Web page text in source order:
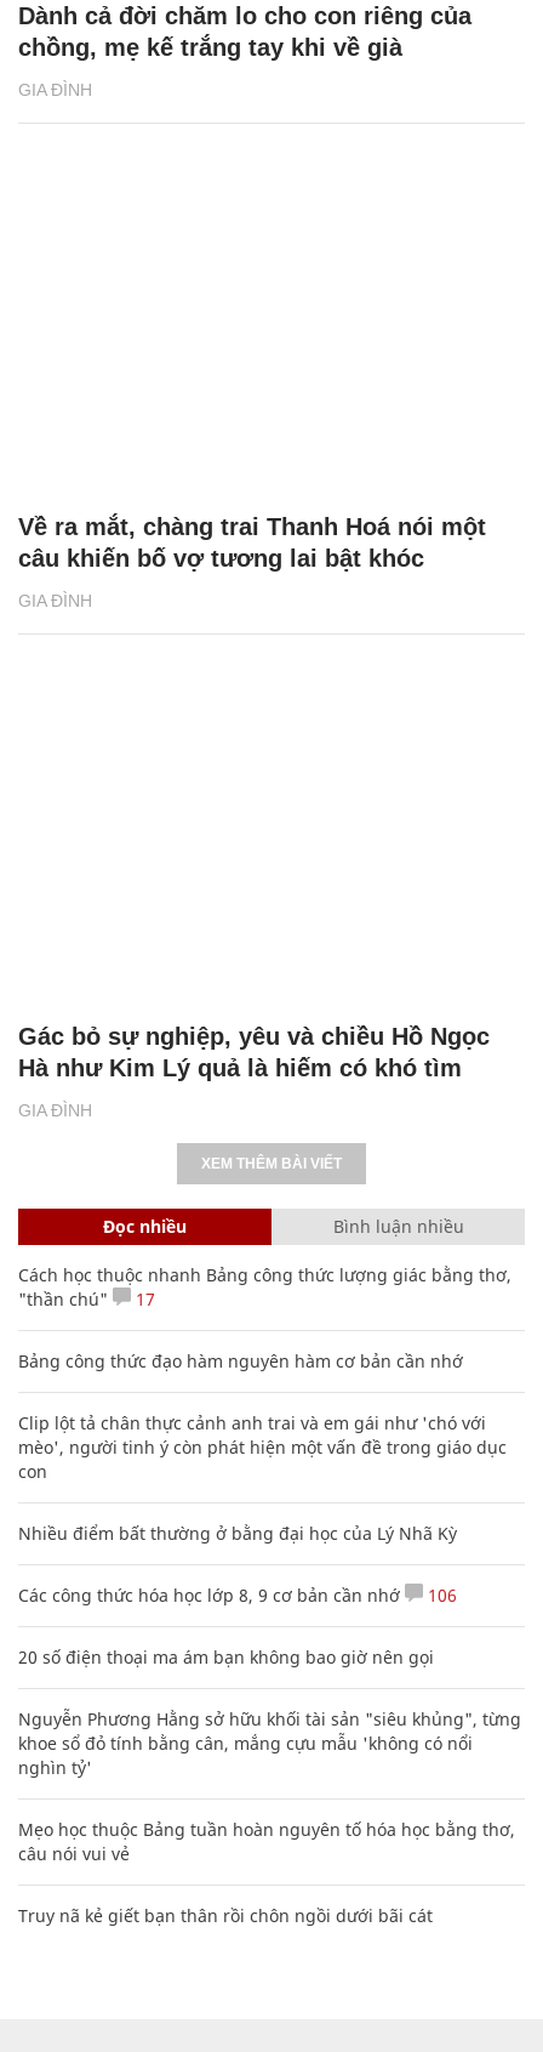
GIA ĐÌNH
Dành cả đời chăm lo cho con riêng của
chồng, mẹ kế trắng tay khi về già
GIA ĐÌNH
Về ra mắt, chàng trai Thanh Hoá nói một
câu khiến bố vợ tương lai bật khóc
GIA ĐÌNH
Gác bỏ sự nghiệp, yêu và chiều Hồ Ngọc
Hà như Kim Lý quả là hiếm có khó tìm
XEM THÊM BÀI VIẾT
Đọc nhiều Bình luận nhiều
Cách học thuộc nhanh Bảng công thức lượng giác bằng thơ,
"thần chú"
17
Bảng công thức đạo hàm nguyên hàm cơ bản cần nhớ
Clip lột tả chân thực cảnh anh trai và em gái như 'chó với
mèo', người tinh ý còn phát hiện một vấn đề trong giáo dục
con
Nhiều điểm bất thường ở bằng đại học của Lý Nhã Kỳ
Các công thức hóa học lớp 8, 9 cơ bản cần nhớ 106
20 số điện thoại ma ám bạn không bao giờ nên gọi
Nguyễn Phương Hằng sở hữu khối tài sản "siêu khủng", từng
khoe sổ đỏ tính bằng cân, mắng cựu mẫu 'không có nổi
nghìn tỷ'
Mẹo học thuộc Bảng tuần hoàn nguyên tố hóa học bằng thơ,
câu nói vui vẻ
Truy nã kẻ giết bạn thân rồi chôn ngồi dưới bãi cát